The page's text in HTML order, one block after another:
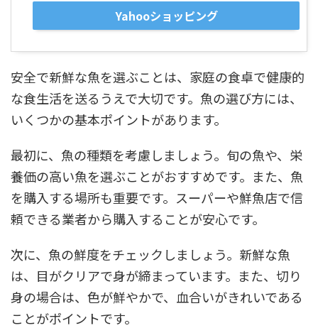
Yahooショッピング
安全で新鮮な魚を選ぶことは、家庭の食卓で健康的
な食生活を送るうえで大切です。魚の選び方には、
いくつかの基本ポイントがあります。
最初に、魚の種類を考慮しましょう。旬の魚や、栄
養価の高い魚を選ぶことがおすすめです。また、魚
を購入する場所も重要です。スーパーや鮮魚店で信
頼できる業者から購入することが安心です。
次に、魚の鮮度をチェックしましょう。新鮮な魚
は、目がクリアで身が締まっています。また、切り
身の場合は、色が鮮やかで、血合いがきれいである
ことがポイントです。